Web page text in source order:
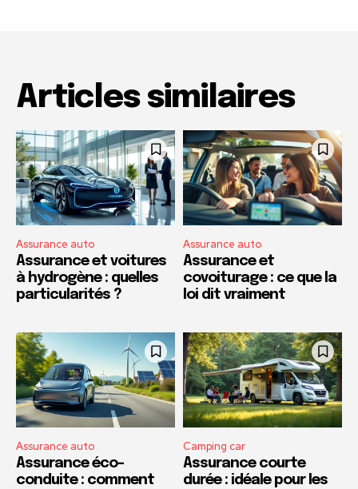
Articles similaires
Assurance auto
Assurance et voitures
à hydrogène : quelles
particularités ?
Assurance auto
Assurance et
covoiturage : ce que la
loi dit vraiment
Assurance auto
Assurance éco-
conduite : comment
Camping car
Assurance courte
durée : idéale pour les